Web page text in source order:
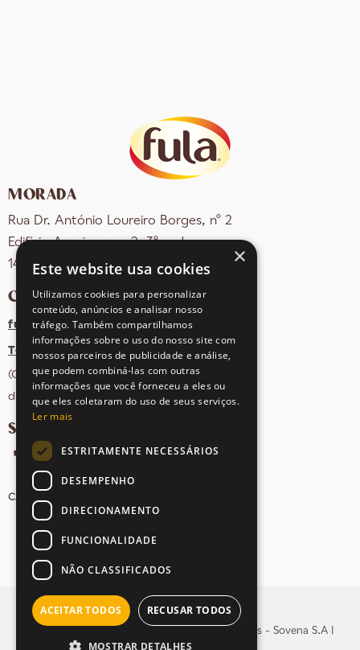
MORADA
Rua Dr. António Loureiro Borges, nº 2
Edifício Arquiparque 2, 3º andar
1495-131 Algés - Portugal
CONTACTOS
fula@sovena.pt
Tel: +351 21 412 93 36
(Chamada para rede fixa nacional;
dias úteis das 10h às 17h)
SIGA-NOS NAS REDES SOCIAIS
CANDIDATURAS
© Copyright 2026 . Todos os direitos reservados - Sovena S.A |
×
Este website usa cookies
Utilizamos cookies para personalizar
conteúdo, anúncios e analisar nosso
tráfego. Também compartilhamos
informações sobre o uso do nosso site com
nossos parceiros de publicidade e análise,
que podem combiná-las com outras
informações que você forneceu a eles ou
que eles coletaram do uso de seus serviços.
Ler mais
ESTRITAMENTE NECESSÁRIOS
DESEMPENHO
DIRECIONAMENTO
FUNCIONALIDADE
NÃO CLASSIFICADOS
ACEITAR TODOS RECUSAR TODOS
MOSTRAR DETALHES